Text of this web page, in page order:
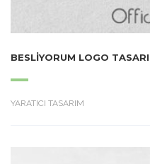
BESLIYORUM LOGO
YARATICI TASARIM